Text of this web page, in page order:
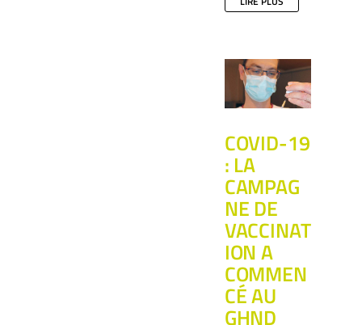
COVID-19
: LA
CAMPAG
NE DE
VACCINAT
ION A
COMMEN
CÉ AU
GHND